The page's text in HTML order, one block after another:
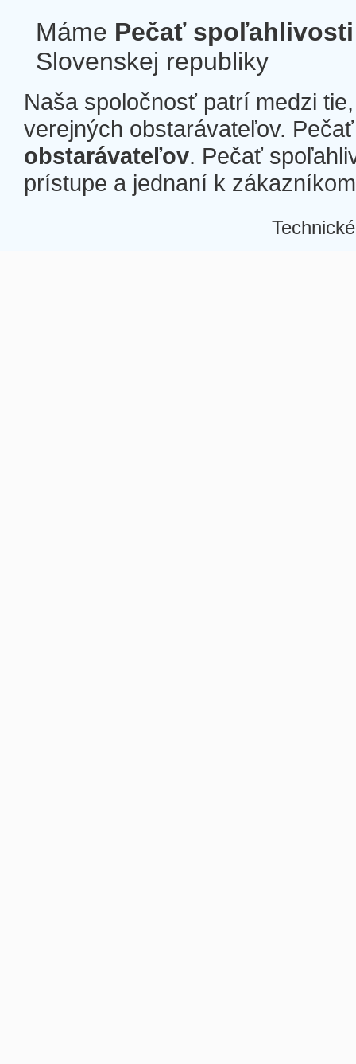
Máme Pečať spoľahlivosti
Slovenskej republiky
Naša spoločnosť patrí medzi
verejných obstarávateľov.
obstarávateľov. Pečať
prístupe a jednaní k